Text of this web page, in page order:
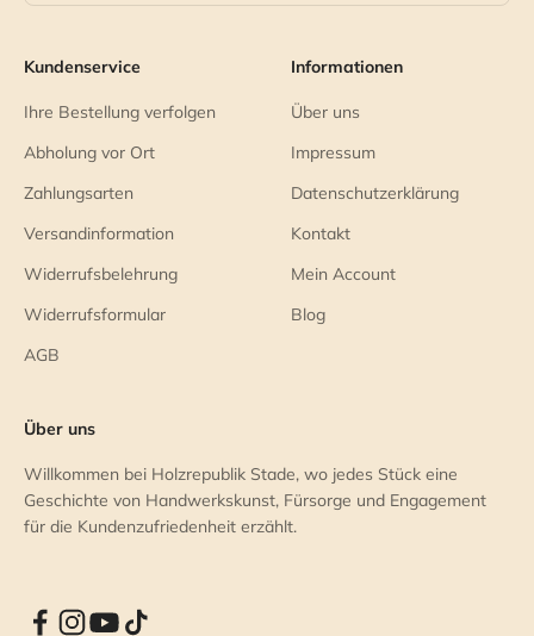
Kundenservice
Ihre Bestellung verfolgen
Abholung vor Ort
Zahlungsarten
Versandinformation
Widerrufsbelehrung
Widerrufsformular
AGB
Informationen
Über uns
Impressum
Datenschutzerklärung
Kontakt
Mein Account
Blog
Über uns
Willkommen bei Holzrepublik Stade, wo jedes Stück eine
Geschichte von Handwerkskunst, Fürsorge und Engagement
für die Kundenzufriedenheit erzählt.